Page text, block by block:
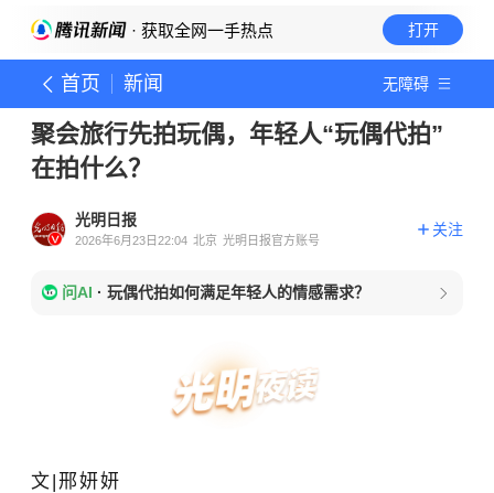
· 获取全网一手热点 打开
首页 新闻 无障碍
聚会旅行先拍玩偶，年轻人“玩偶代拍”
在拍什么？
光明日报
2026年6月23日22:04 北京 光明日报官方账号
关注
问AI · 玩偶代拍如何满足年轻人的情感需求？
文|邢妍妍